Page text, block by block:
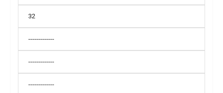
32
-------------
-------------
-------------